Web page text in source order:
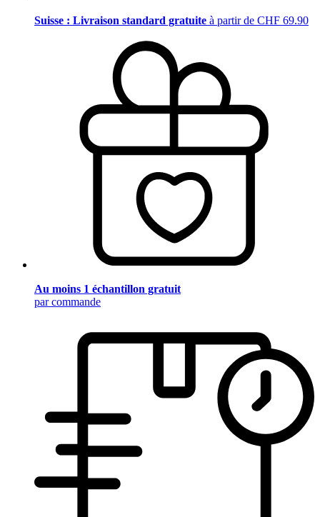
Suisse : Livraison standard gratuite à partir de CHF 69.90
Au moins 1 échantillon gratuit
par commande